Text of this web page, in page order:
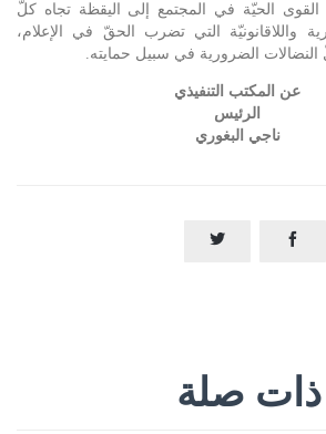
القوى الحيّة في المجتمع إلى اليقظة تجاه كلّ
واللاقانونيّة التي تضرب الحقّ في الإعلام،
الضرورية في سبيل حمايته.
عن المكتب التنفيذي
الرئيس
ناجي البغوري


ذات صلة